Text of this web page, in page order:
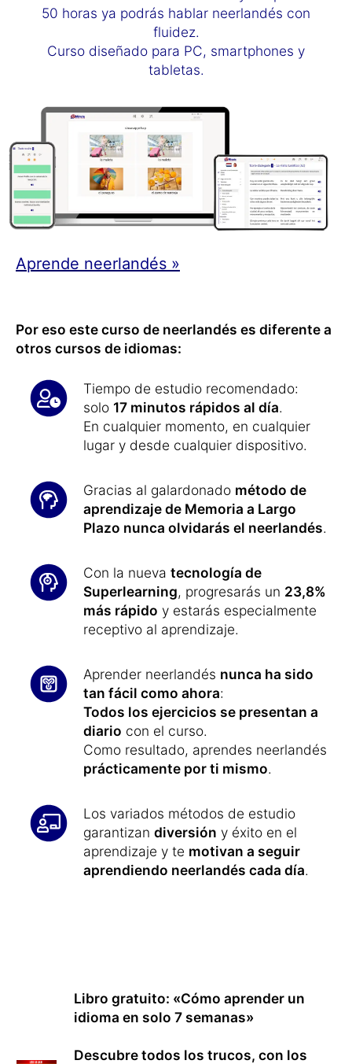
50 horas ya podrás hablar neerlandés con
fluidez.
Curso diseñado para PC, smartphones y
tabletas.
Aprende neerlandés »
Por eso este curso de neerlandés es diferente a
otros cursos de idiomas:
Tiempo de estudio recomendado:
solo 17 minutos rápidos al día.
En cualquier momento, en cualquier
lugar y desde cualquier dispositivo.
Gracias al galardonado método de
aprendizaje de Memoria a Largo
Plazo nunca olvidarás el neerlandés.
Con la nueva tecnología de
Superlearning, progresarás un 23,8%
más rápido y estarás especialmente
receptivo al aprendizaje.
Aprender neerlandés nunca ha sido
tan fácil como ahora:
Todos los ejercicios se presentan a
diario con el curso.
Como resultado, aprendes neerlandés
prácticamente por ti mismo.
Los variados métodos de estudio
garantizan diversión y éxito en el
aprendizaje y te motivan a seguir
aprendiendo neerlandés cada día.
Libro gratuito: «Cómo aprender un
idioma en solo 7 semanas»
Descubre todos los trucos, con los